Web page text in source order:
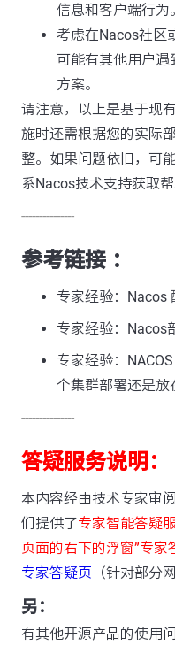
信息和客户端行为。
考虑在Nacos社区
可能有其他用户
方案。
请注意，以上是基于现
施时还需根据您的实际
整。如果问题依旧，可
系Nacos技术支持获取帮
---------------
参考链接 ：
专家经验：Nacos
专家经验：Nacos
专家经验：
个集群部署还是放
---------------
答疑服务说明：
本内容经由技术专家审
们提供了专家智能答疑
页面的右下的浮窗”专家
专家答疑页 （针对部分
另：
有其他开源产品的使用问